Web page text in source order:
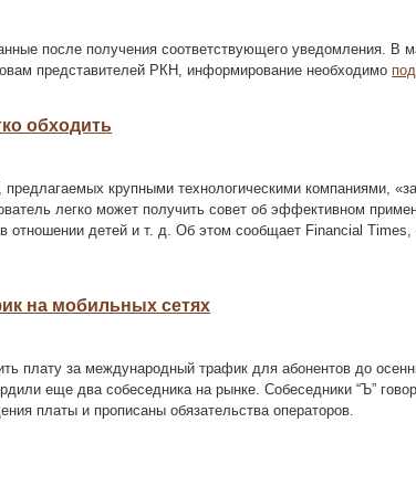
после получения соответствующего уведомления. В
представителей РКН, информирование необходимо
обходить
крупными технологическими компаниями,
легко может получить совет об эффективном
отношении детей и т. д. Об этом сообщает Financial
на мобильных сетях
плату за международный трафик для абонентов до
еще два собеседника на рынке. Собеседники “Ъ”
платы и прописаны обязательства операторов.